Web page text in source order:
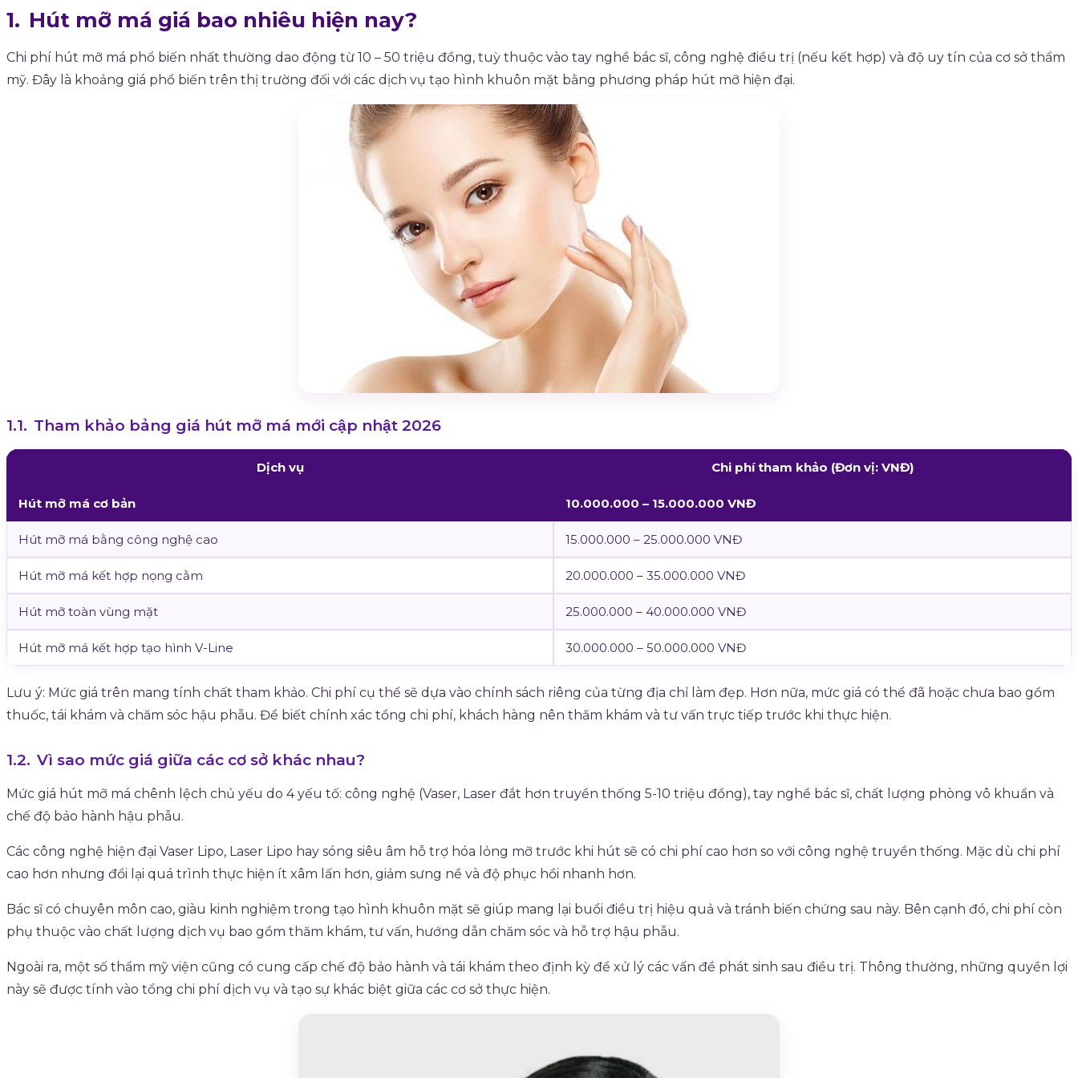
Hút mỡ má giá bao nhiêu hiện nay?
Chi phí hút mỡ má phổ biến nhất thường dao động từ 10 – 50 triệu đồng, tuỳ thuộc vào tay nghề bác sĩ, công nghệ điều trị (nếu kết hợp) và độ uy tín của cơ sở thẩm
mỹ. Đây là khoảng giá phổ biến trên thị trường đối với các dịch vụ tạo hình khuôn mặt bằng phương pháp hút mỡ hiện đại.
Tham khảo bảng giá hút mỡ má mới cập nhật 2026
Dịch vụ Chi phí tham khảo (Đơn vị: VNĐ)
Hút mỡ má cơ bản 10.000.000 – 15.000.000 VNĐ
Hút mỡ má bằng công nghệ cao 15.000.000 – 25.000.000 VNĐ
Hút mỡ má kết hợp nọng cằm 20.000.000 – 35.000.000 VNĐ
Hút mỡ toàn vùng mặt 25.000.000 – 40.000.000 VNĐ
Hút mỡ má kết hợp tạo hình V-Line 30.000.000 – 50.000.000 VNĐ
Lưu ý: Mức giá trên mang tính chất tham khảo. Chi phí cụ thể sẽ dựa vào chính sách riêng của từng địa chỉ làm đẹp. Hơn nữa, mức giá có thể đã hoặc chưa bao gồm
thuốc, tái khám và chăm sóc hậu phẫu. Để biết chính xác tổng chi phí, khách hàng nên thăm khám và tư vấn trực tiếp trước khi thực hiện.
Vì sao mức giá giữa các cơ sở khác nhau?
Mức giá hút mỡ má chênh lệch chủ yếu do 4 yếu tố: công nghệ (Vaser, Laser đắt hơn truyền thống 5-10 triệu đồng), tay nghề bác sĩ, chất lượng phòng vô khuẩn và
chế độ bảo hành hậu phẫu.
Các công nghệ hiện đại Vaser Lipo, Laser Lipo hay sóng siêu âm hỗ trợ hóa lỏng mỡ trước khi hút sẽ có chi phí cao hơn so với công nghệ truyền thống. Mặc dù chi phí
cao hơn nhưng đổi lại quá trình thực hiện ít xâm lấn hơn, giảm sưng nề và độ phục hồi nhanh hơn.
Bác sĩ có chuyên môn cao, giàu kinh nghiệm trong tạo hình khuôn mặt sẽ giúp mang lại buổi điều trị hiệu quả và tránh biến chứng sau này. Bên cạnh đó, chi phí còn
phụ thuộc vào chất lượng dịch vụ bao gồm thăm khám, tư vấn, hướng dẫn chăm sóc và hỗ trợ hậu phẫu.
Ngoài ra, một số thẩm mỹ viện cũng có cung cấp chế độ bảo hành và tái khám theo định kỳ để xử lý các vấn đề phát sinh sau điều trị. Thông thường, những quyền lợi
này sẽ được tính vào tổng chi phí dịch vụ và tạo sự khác biệt giữa các cơ sở thực hiện.